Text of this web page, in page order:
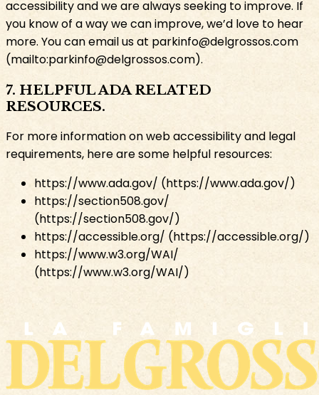
accessibility and we are always seeking to improve. If
you know of a way we can improve, we’d love to hear
more. You can email us at parkinfo@delgrossos.com
(mailto:parkinfo@delgrossos.com).​​​​‌ ‍ ​‍​‍‌‍ ‌ ​‍‌‍‍‌‌‍‌ ‌‍‍‌‌‍ ‍​‍​‍​ ‍‍​‍​‍‌ ​ ‌‍​‌‌‍ ‍‌‍‍‌‌ ‌​‌ ‍‌​‍ ‍‌‍‍‌‌‍ ​‍​‍​‍ ​​‍​‍‌‍‍​‌ ​‍‌‍‌‌‌‍‌‍​‍​‍​ ‍‍​‍​‍‌‍‍​‌ ‌​‌ ‌​‌ ​​​ ‍‍​‍ ​‍ ‌‍ ​‌‍​‌​‍ ‌‌‍‌‍‌‍​‌‌‍ ‌‌‍‍‌‌‍‌ ‌‍ ​‌‍‍‌‌‍​‌​‍ ‌‌‍‌​‌‍‌‌‌‍ ​‌‍‌ ‌ ​‍‌‍ ‌ ​ ‌ ​ ‌‍ ​‍ ‍‌ ​ ‌‍​‌‌‍ ‍‌‍‍‌‌ ‌​‌ ‍‌​‍ ‍‌ ​ ‌ ‌​‌ ‌‌‌‍‌​‌‍‍‌‌‍ ​‍ ‌‍‍‌‌‍ ‍‌ ‌​‌‍‌‌‌‍ ‍‌ ‌​​‍ ‌‍‌‌‌‍‌​‌‍‍‌‌ ‌​​‍ ‌‍ ‌‌‍ ‌‍‌​‌‍‌‌​ ‌‌ ​​‌ ​‍‌‍‌‌‌ ​ ‌‍‌‌‌‍ ‍‌ ‌​‌‍​‌‌ ‌​‌‍‍‌‌‍ ‌‍ ‍​ ‍ ‌‍‍‌‌‍‌​​ ‌​ ‌‌​ ​​​ ‌​‌‍‌​‌‍​‍‌‍​‍​ ‌ ‌‍‌‌​‍ ‌​ ​ ‌‍‌​‌‍​ ​ ‌​​‍ ‌​ ‌​​ ‌‌​ ​‌​ ‍‌​‍ ‌‌‍​‍‌‍‌‍​ ‌ ​ ​​​‍ ‌​ ​ ​ ‌‌‌‍‌‍​ ‌‍‌‍​‌​ ​‌‌‍​‌​ ​​​ ​‌‌‍‌‍‌‍​‍‌‍‌‌​ ‍ ‌ ‌​‌ ‍‌‌ ​​‌‍‌‌​ ‌‌ ​​‌‍​‌‌‍‌ ‌‍‌‌​ ‍ ‌ ​​‌‍​‌‌ ‌​‌‍‍​​ ‌‌ ​​‌‍​‌‌‍‌ ‌‍‌‌‌​​‍‌ ‌‌‌‍‍‌‌‍ ​‌‍‌​‌‍‌‌‌ ​‍​‍‌‌​ ‌‌‌​​‍‌‌ ‌‍‍ ‌‍‌‌‌ ‍‌​‍‌‌​ ​ ‌​‌​​‍‌‌​ ​ ‌​‌​​‍‌‌​ ​‍​ ​‍​ ‍‌​ ‌‍​ ‌ ‌‍​‌​ ‌ ​ ​‌​ ​‌‌‍​‌‌‍​‌​ ‍‌​ ​‌​ ​​​‍‌‌​ ​‍​ ​‍​‍‌‌​ ‌‌‌​‌​​‍ ‍‌‍​‍‌‍ ‌‍‌​‌ ‍‌​‍‌‌​ ‌‌‌​​‍‌‌ ‌‍‍ ‌‍‌‌‌ ‍‌​‍‌‌​ ​ ‌​‌​​‍‌‌​ ​ ‌​‌​​‍‌‌​ ​‍​ ​‍​ ‌‍‌‍‌‍​ ​ ‌‍‌​‌‍​‌​ ​ ​ ‌​‌‍​‍‌‍​‌​ ‌‍‌‍​ ‌‍‌​​‍‌‌​ ​‍​ ​‍​‍‌‌​ ‌‌‌​‌​​‍ ‍‌‍​ ‌‍‍​‌‍‍‌‌‍ ​‌‍‌​‌ ​‍‌‍‌‌‌‍ ‍​‍‌‌​ ‌‌‌​​‍‌‌ ‌‍‍ ‌‍‌‌‌ ‍‌​‍‌‌​ ​ ‌​‌​​‍‌‌​ ​ ‌​‌​​‍‌‌​ ​‍​ ​‍‌‍‌​​ ​​​ ‌‌‌‍​‌​ ‌ ​ ​ ‌‍‌​​ ‌‌‌‍​‌​ ‌ ‌‍‌‌‌‍​‌​‍‌‌​ ​‍​ ​‍​‍‌‌​ ‌‌‌​‌​​‍ ‍‌ ‌​‌‍‌‌‌ ‍​‌ ‌​​ ‌‍​‍‌‍​‌‌ ​ ‌‍‌‌‌‌‌‌‌ ​‍‌‍ ​​ ‌‌‍‍​‌ ‌​‌ ‌​‌ ​​​‍‌‌​ ​ ‌​​‌​‍‌‌​ ​‍‌​‌‍​‍‌‌​ ​‍‌​‌‍‌‍ ​‌‍​‌​‍ ‌‌‍‌‍‌‍​‌‌‍ ‌‌‍‍‌‌‍‌ ‌‍ ​‌‍‍‌‌‍​‌​‍ ‌‌‍‌​‌‍‌‌‌‍ ​‌‍‌ ‌ ​‍‌‍ ‌ ​ ‌ ​ ‌‍ ​‍ ‍‌ ​ ‌‍​‌‌‍ ‍‌‍‍‌‌ ‌​‌ ‍‌​‍ ‍‌ ​ ‌ ‌​‌ ‌‌‌‍‌​‌‍‍‌‌‍ ​‍‌‍‌‍‍‌‌‍‌​​ ‌​ ‌‌​ ​​​ ‌​‌‍‌​‌‍​‍‌‍​‍​ ‌ ‌‍‌‌​‍ ‌​ ​ ‌‍‌​‌‍​ ​ ‌​​‍ ‌​ ‌​​ ‌‌​ ​‌​ ‍‌​‍ ‌‌‍​‍‌‍‌‍​ ‌ ​ ​​​‍ ‌​ ​ ​ ‌‌‌‍‌‍​ ‌‍‌‍​‌​ ​‌‌‍​‌​ ​​​ ​‌‌‍‌‍‌‍​‍‌‍‌‌​‍‌‍‌ ‌​‌ ‍‌‌ ​​‌‍‌‌​ ‌‌ ​​‌‍​‌‌‍‌ ‌‍‌‌​‍‌‍‌ ​​‌‍​‌‌ ‌​‌‍‍​​ ‌‌ ​​‌‍​‌‌‍‌ ‌‍‌‌‌​​‍‌ ‌‌‌‍‍‌‌‍ ​‌‍‌​‌‍‌‌‌ ​‍​‍‌‌​ ‌‌‌​​‍‌‌ ‌‍‍ ‌‍‌‌‌ ‍‌​‍‌‌​ ​ ‌​‌​​‍‌‌​ ​ ‌​‌​​‍‌‌​ ​‍​ ​‍​ ‍‌​ ‌‍​ ‌ ‌‍​‌​ ‌ ​ ​‌​ ​‌‌‍​‌‌‍​‌​ ‍‌​ ​‌​ ​​​‍‌‌​ ​‍​ ​‍​‍‌‌​ ‌‌‌​‌​​‍ ‍‌‍​‍‌‍ ‌‍‌​‌ ‍‌​‍‌‌​ ‌‌‌​​‍‌‌ ‌‍‍ ‌‍‌‌‌ ‍‌​‍‌‌​ ​ ‌​‌​​‍‌‌​ ​ ‌​‌​​‍‌‌​ ​‍​ ​‍​ ‌‍‌‍‌‍​ ​ ‌‍‌​‌‍​‌​ ​ ​ ‌​‌‍​‍‌‍​‌​ ‌‍‌‍​ ‌‍‌​​‍‌‌​ ​‍​ ​‍​‍‌‌​ ‌‌‌​‌​​‍ ‍‌‍​ ‌‍‍​‌‍‍‌‌‍ ​‌‍‌​‌ ​‍‌‍‌‌‌‍ ‍​‍‌‌​ ‌‌‌​​‍‌‌ ‌‍‍ ‌‍‌‌‌ ‍‌​‍‌‌​ ​ ‌​‌​​‍‌‌​ ​ ‌​‌​​‍‌‌​ ​‍​ ​‍‌‍‌​​ ​​​ ‌‌‌‍​‌​ ‌ ​ ​ ‌‍‌​​ ‌‌‌‍​‌​ ‌ ‌‍‌‌‌‍​‌​‍‌‌​ ​‍​ ​‍​‍‌‌​ ‌‌‌​‌​​‍ ‍‌ ‌​‌‍‌‌‌ ‍​‌ ‌​​‍‌‍‌ ​​‌‍‌‌‌ ​‍‌ ​ ‌ ​​‌‍‌‌‌‍​ ‌ ‌​‌‍‍‌‌ ‌‍‌‍‌‌​ ‌‌ ​​‌ ‌‌‌‍​‍‌‍ ​‌‍‍‌‌ ​ ‌‍‍​‌‍‌‌‌‍‌​​‍​‍‌ ‌
7. HELPFUL ADA RELATED
RESOURCES.​​​​‌ ‍ ​‍​‍‌‍ ‌ ​‍‌‍‍‌‌‍‌ ‌‍‍‌‌‍ ‍​‍​‍​ ‍‍​‍​‍‌ ​ ‌‍​‌‌‍ ‍‌‍‍‌‌ ‌​‌ ‍‌​‍ ‍‌‍‍‌‌‍ ​‍​‍​‍ ​​‍​‍‌‍‍​‌ ​‍‌‍‌‌‌‍‌‍​‍​‍​ ‍‍​‍​‍‌‍‍​‌ ‌​‌ ‌​‌ ​​​ ‍‍​‍ ​‍ ‌‍ ​‌‍​‌​‍ ‌‌‍‌‍‌‍​‌‌‍ ‌‌‍‍‌‌‍‌ ‌‍ ​‌‍‍‌‌‍​‌​‍ ‌‌‍‌​‌‍‌‌‌‍ ​‌‍‌ ‌ ​‍‌‍ ‌ ​ ‌ ​ ‌‍ ​‍ ‍‌ ​ ‌‍​‌‌‍ ‍‌‍‍‌‌ ‌​‌ ‍‌​‍ ‍‌ ​ ‌ ‌​‌ ‌‌‌‍‌​‌‍‍‌‌‍ ​‍ ‌‍‍‌‌‍ ‍‌ ‌​‌‍‌‌‌‍ ‍‌ ‌​​‍ ‌‍‌‌‌‍‌​‌‍‍‌‌ ‌​​‍ ‌‍ ‌‌‍ ‌‍‌​‌‍‌‌​ ‌‌ ​​‌ ​‍‌‍‌‌‌ ​ ‌‍‌‌‌‍ ‍‌ ‌​‌‍​‌‌ ‌​‌‍‍‌‌‍ ‌‍ ‍​ ‍ ‌‍‍‌‌‍‌​​ ‌​ ‌‌​ ​​​ ‌​‌‍‌​‌‍​‍‌‍​‍​ ‌ ‌‍‌‌​‍ ‌​ ​ ‌‍‌​‌‍​ ​ ‌​​‍ ‌​ ‌​​ ‌‌​ ​‌​ ‍‌​‍ ‌‌‍​‍‌‍‌‍​ ‌ ​ ​​​‍ ‌​ ​ ​ ‌‌‌‍‌‍​ ‌‍‌‍​‌​ ​‌‌‍​‌​ ​​​ ​‌‌‍‌‍‌‍​‍‌‍‌‌​ ‍ ‌ ‌​‌ ‍‌‌ ​​‌‍‌‌​ ‌‌ ​​‌‍​‌‌‍‌ ‌‍‌‌​ ‍ ‌ ​​‌‍​‌‌ ‌​‌‍‍​​ ‌‌ ​​‌‍​‌‌‍‌ ‌‍‌‌‌​​‍‌ ‌‌‌‍‍‌‌‍ ​‌‍‌​‌‍‌‌‌ ​‍​‍‌‌​ ‌‌‌​​‍‌‌ ‌‍‍ ‌‍‌‌‌ ‍‌​‍‌‌​ ​ ‌​‌​​‍‌‌​ ​ ‌​‌​​‍‌‌​ ​‍​ ​‍​ ‍‌​ ‌‍​ ‌ ‌‍​‌​ ‌ ​ ​‌​ ​‌‌‍​‌‌‍​‌​ ‍‌​ ​‌​ ​​​‍‌‌​ ​‍​ ​‍​‍‌‌​ ‌‌‌​‌​​‍ ‍‌‍​‍‌‍ ‌‍‌​‌ ‍‌​‍‌‌​ ‌‌‌​​‍‌‌ ‌‍‍ ‌‍‌‌‌ ‍‌​‍‌‌​ ​ ‌​‌​​‍‌‌​ ​ ‌​‌​​‍‌‌​ ​‍​ ​‍​ ‌​‌‍​‌​ ‌‍​ ‌‌​ ‌ ​ ‌​‌‍​‍‌‍​‍‌‍‌​​ ​‌‌‍‌‌​ ‍​​‍‌‌​ ​‍​ ​‍​‍‌‌​ ‌‌‌​‌​​‍ ‍‌‍​ ‌‍‍​‌‍‍‌‌‍ ​‌‍‌​‌ ​‍‌‍‌‌‌‍ ‍​‍‌‌​ ‌‌‌​​‍‌‌ ‌‍‍ ‌‍‌‌‌ ‍‌​‍‌‌​ ​ ‌​‌​​‍‌‌​ ​ ‌​‌​​‍‌‌​ ​‍​ ​‍​ ‍​​ ​‌‌‍‌​​ ‌‌​ ‌ ‌‍‌​‌‍​ ​ ‍‌​ ‌​​ ​‍‌‍‌‍​ ‍​​‍‌‌​ ​‍​ ​‍​‍‌‌​ ‌‌‌​‌​​‍ ‍‌ ‌​‌‍‌‌‌ ‍​‌ ‌​​ ‌‍​‍‌‍​‌‌ ​ ‌‍‌‌‌‌‌‌‌ ​‍‌‍ ​​ ‌‌‍‍​‌ ‌​‌ ‌​‌ ​​​‍‌‌​ ​ ‌​​‌​‍‌‌​ ​‍‌​‌‍​‍‌‌​ ​‍‌​‌‍‌‍ ​‌‍​‌​‍ ‌‌‍‌‍‌‍​‌‌‍ ‌‌‍‍‌‌‍‌ ‌‍ ​‌‍‍‌‌‍​‌​‍ ‌‌‍‌​‌‍‌‌‌‍ ​‌‍‌ ‌ ​‍‌‍ ‌ ​ ‌ ​ ‌‍ ​‍ ‍‌ ​ ‌‍​‌‌‍ ‍‌‍‍‌‌ ‌​‌ ‍‌​‍ ‍‌ ​ ‌ ‌​‌ ‌‌‌‍‌​‌‍‍‌‌‍ ​‍‌‍‌‍‍‌‌‍‌​​ ‌​ ‌‌​ ​​​ ‌​‌‍‌​‌‍​‍‌‍​‍​ ‌ ‌‍‌‌​‍ ‌​ ​ ‌‍‌​‌‍​ ​ ‌​​‍ ‌​ ‌​​ ‌‌​ ​‌​ ‍‌​‍ ‌‌‍​‍‌‍‌‍​ ‌ ​ ​​​‍ ‌​ ​ ​ ‌‌‌‍‌‍​ ‌‍‌‍​‌​ ​‌‌‍​‌​ ​​​ ​‌‌‍‌‍‌‍​‍‌‍‌‌​‍‌‍‌ ‌​‌ ‍‌‌ ​​‌‍‌‌​ ‌‌ ​​‌‍​‌‌‍‌ ‌‍‌‌​‍‌‍‌ ​​‌‍​‌‌ ‌​‌‍‍​​ ‌‌ ​​‌‍​‌‌‍‌ ‌‍‌‌‌​​‍‌ ‌‌‌‍‍‌‌‍ ​‌‍‌​‌‍‌‌‌ ​‍​‍‌‌​ ‌‌‌​​‍‌‌ ‌‍‍ ‌‍‌‌‌ ‍‌​‍‌‌​ ​ ‌​‌​​‍‌‌​ ​ ‌​‌​​‍‌‌​ ​‍​ ​‍​ ‍‌​ ‌‍​ ‌ ‌‍​‌​ ‌ ​ ​‌​ ​‌‌‍​‌‌‍​‌​ ‍‌​ ​‌​ ​​​‍‌‌​ ​‍​ ​‍​‍‌‌​ ‌‌‌​‌​​‍ ‍‌‍​‍‌‍ ‌‍‌​‌ ‍‌​‍‌‌​ ‌‌‌​​‍‌‌ ‌‍‍ ‌‍‌‌‌ ‍‌​‍‌‌​ ​ ‌​‌​​‍‌‌​ ​ ‌​‌​​‍‌‌​ ​‍​ ​‍​ ‌​‌‍​‌​ ‌‍​ ‌‌​ ‌ ​ ‌​‌‍​‍‌‍​‍‌‍‌​​ ​‌‌‍‌‌​ ‍​​‍‌‌​ ​‍​ ​‍​‍‌‌​ ‌‌‌​‌​​‍ ‍‌‍​ ‌‍‍​‌‍‍‌‌‍ ​‌‍‌​‌ ​‍‌‍‌‌‌‍ ‍​‍‌‌​ ‌‌‌​​‍‌‌ ‌‍‍ ‌‍‌‌‌ ‍‌​‍‌‌​ ​ ‌​‌​​‍‌‌​ ​ ‌​‌​​‍‌‌​ ​‍​ ​‍​ ‍​​ ​‌‌‍‌​​ ‌‌​ ‌ ‌‍‌​‌‍​ ​ ‍‌​ ‌​​ ​‍‌‍‌‍​ ‍​​‍‌‌​ ​‍​ ​‍​‍‌‌​ ‌‌‌​‌​​‍ ‍‌ ‌​‌‍‌‌‌ ‍​‌ ‌​​‍‌‍‌ ​​‌‍‌‌‌ ​‍‌ ​ ‌ ​​‌‍‌‌‌‍​ ‌ ‌​‌‍‍‌‌ ‌‍‌‍‌‌​ ‌‌ ​​‌ ‌‌‌‍​‍‌‍ ​‌‍‍‌‌ ​ ‌‍‍​‌‍‌‌‌‍‌​​‍​‍‌ ‌
For more information on web accessibility and legal
requirements, here are some helpful resources:​​​​‌ ‍ ​‍​‍‌‍ ‌ ​‍‌‍‍‌‌‍‌ ‌‍‍‌‌‍ ‍​‍​‍​ ‍‍​‍​‍‌ ​ ‌‍​‌‌‍ ‍‌‍‍‌‌ ‌​‌ ‍‌​‍ ‍‌‍‍‌‌‍ ​‍​‍​‍ ​​‍​‍‌‍‍​‌ ​‍‌‍‌‌‌‍‌‍​‍​‍​ ‍‍​‍​‍‌‍‍​‌ ‌​‌ ‌​‌ ​​​ ‍‍​‍ ​‍ ‌‍ ​‌‍​‌​‍ ‌‌‍‌‍‌‍​‌‌‍ ‌‌‍‍‌‌‍‌ ‌‍ ​‌‍‍‌‌‍​‌​‍ ‌‌‍‌​‌‍‌‌‌‍ ​‌‍‌ ‌ ​‍‌‍ ‌ ​ ‌ ​ ‌‍ ​‍ ‍‌ ​ ‌‍​‌‌‍ ‍‌‍‍‌‌ ‌​‌ ‍‌​‍ ‍‌ ​ ‌ ‌​‌ ‌‌‌‍‌​‌‍‍‌‌‍ ​‍ ‌‍‍‌‌‍ ‍‌ ‌​‌‍‌‌‌‍ ‍‌ ‌​​‍ ‌‍‌‌‌‍‌​‌‍‍‌‌ ‌​​‍ ‌‍ ‌‌‍ ‌‍‌​‌‍‌‌​ ‌‌ ​​‌ ​‍‌‍‌‌‌ ​ ‌‍‌‌‌‍ ‍‌ ‌​‌‍​‌‌ ‌​‌‍‍‌‌‍ ‌‍ ‍​ ‍ ‌‍‍‌‌‍‌​​ ‌​ ‌‌​ ​​​ ‌​‌‍‌​‌‍​‍‌‍​‍​ ‌ ‌‍‌‌​‍ ‌​ ​ ‌‍‌​‌‍​ ​ ‌​​‍ ‌​ ‌​​ ‌‌​ ​‌​ ‍‌​‍ ‌‌‍​‍‌‍‌‍​ ‌ ​ ​​​‍ ‌​ ​ ​ ‌‌‌‍‌‍​ ‌‍‌‍​‌​ ​‌‌‍​‌​ ​​​ ​‌‌‍‌‍‌‍​‍‌‍‌‌​ ‍ ‌ ‌​‌ ‍‌‌ ​​‌‍‌‌​ ‌‌ ​​‌‍​‌‌‍‌ ‌‍‌‌​ ‍ ‌ ​​‌‍​‌‌ ‌​‌‍‍​​ ‌‌ ​​‌‍​‌‌‍‌ ‌‍‌‌‌​​‍‌ ‌‌‌‍‍‌‌‍ ​‌‍‌​‌‍‌‌‌ ​‍​‍‌‌​ ‌‌‌​​‍‌‌ ‌‍‍ ‌‍‌‌‌ ‍‌​‍‌‌​ ​ ‌​‌​​‍‌‌​ ​ ‌​‌​​‍‌‌​ ​‍​ ​‍​ ‍‌​ ‌‍​ ‌ ‌‍​‌​ ‌ ​ ​‌​ ​‌‌‍​‌‌‍​‌​ ‍‌​ ​‌​ ​​​‍‌‌​ ​‍​ ​‍​‍‌‌​ ‌‌‌​‌​​‍ ‍‌‍​‍‌‍ ‌‍‌​‌ ‍‌​‍‌‌​ ‌‌‌​​‍‌‌ ‌‍‍ ‌‍‌‌‌ ‍‌​‍‌‌​ ​ ‌​‌​​‍‌‌​ ​ ‌​‌​​‍‌‌​ ​‍​ ​‍‌‍‌‌‌‍​‌‌‍​‍‌‍​‍​ ‌ ‌‍​ ‌‍​‍​ ​​​ ​‍‌‍‌‌​ ‍‌‌‍​‍​‍‌‌​ ​‍​ ​‍​‍‌‌​ ‌‌‌​‌​​‍ ‍‌‍​ ‌‍‍​‌‍‍‌‌‍ ​‌‍‌​‌ ​‍‌‍‌‌‌‍ ‍​‍‌‌​ ‌‌‌​​‍‌‌ ‌‍‍ ‌‍‌‌‌ ‍‌​‍‌‌​ ​ ‌​‌​​‍‌‌​ ​ ‌​‌​​‍‌‌​ ​‍​ ​‍​ ‌‍‌‍​‌​ ‌‌​ ‌​‌‍​ ​ ‌‌‌‍‌‍​ ‍‌‌‍‌‍​ ‌ ​ ​‍‌‍​‍​‍‌‌​ ​‍​ ​‍​‍‌‌​ ‌‌‌​‌​​‍ ‍‌ ‌​‌‍‌‌‌ ‍​‌ ‌​​ ‌‍​‍‌‍​‌‌ ​ ‌‍‌‌‌‌‌‌‌ ​‍‌‍ ​​ ‌‌‍‍​‌ ‌​‌ ‌​‌ ​​​‍‌‌​ ​ ‌​​‌​‍‌‌​ ​‍‌​‌‍​‍‌‌​ ​‍‌​‌‍‌‍ ​‌‍​‌​‍ ‌‌‍‌‍‌‍​‌‌‍ ‌‌‍‍‌‌‍‌ ‌‍ ​‌‍‍‌‌‍​‌​‍ ‌‌‍‌​‌‍‌‌‌‍ ​‌‍‌ ‌ ​‍‌‍ ‌ ​ ‌ ​ ‌‍ ​‍ ‍‌ ​ ‌‍​‌‌‍ ‍‌‍‍‌‌ ‌​‌ ‍‌​‍ ‍‌ ​ ‌ ‌​‌ ‌‌‌‍‌​‌‍‍‌‌‍ ​‍‌‍‌‍‍‌‌‍‌​​ ‌​ ‌‌​ ​​​ ‌​‌‍‌​‌‍​‍‌‍​‍​ ‌ ‌‍‌‌​‍ ‌​ ​ ‌‍‌​‌‍​ ​ ‌​​‍ ‌​ ‌​​ ‌‌​ ​‌​ ‍‌​‍ ‌‌‍​‍‌‍‌‍​ ‌ ​ ​​​‍ ‌​ ​ ​ ‌‌‌‍‌‍​ ‌‍‌‍​‌​ ​‌‌‍​‌​ ​​​ ​‌‌‍‌‍‌‍​‍‌‍‌‌​‍‌‍‌ ‌​‌ ‍‌‌ ​​‌‍‌‌​ ‌‌ ​​‌‍​‌‌‍‌ ‌‍‌‌​‍‌‍‌ ​​‌‍​‌‌ ‌​‌‍‍​​ ‌‌ ​​‌‍​‌‌‍‌ ‌‍‌‌‌​​‍‌ ‌‌‌‍‍‌‌‍ ​‌‍‌​‌‍‌‌‌ ​‍​‍‌‌​ ‌‌‌​​‍‌‌ ‌‍‍ ‌‍‌‌‌ ‍‌​‍‌‌​ ​ ‌​‌​​‍‌‌​ ​ ‌​‌​​‍‌‌​ ​‍​ ​‍​ ‍‌​ ‌‍​ ‌ ‌‍​‌​ ‌ ​ ​‌​ ​‌‌‍​‌‌‍​‌​ ‍‌​ ​‌​ ​​​‍‌‌​ ​‍​ ​‍​‍‌‌​ ‌‌‌​‌​​‍ ‍‌‍​‍‌‍ ‌‍‌​‌ ‍‌​‍‌‌​ ‌‌‌​​‍‌‌ ‌‍‍ ‌‍‌‌‌ ‍‌​‍‌‌​ ​ ‌​‌​​‍‌‌​ ​ ‌​‌​​‍‌‌​ ​‍​ ​‍‌‍‌‌‌‍​‌‌‍​‍‌‍​‍​ ‌ ‌‍​ ‌‍​‍​ ​​​ ​‍‌‍‌‌​ ‍‌‌‍​‍​‍‌‌​ ​‍​ ​‍​‍‌‌​ ‌‌‌​‌​​‍ ‍‌‍​ ‌‍‍​‌‍‍‌‌‍ ​‌‍‌​‌ ​‍‌‍‌‌‌‍ ‍​‍‌‌​ ‌‌‌​​‍‌‌ ‌‍‍ ‌‍‌‌‌ ‍‌​‍‌‌​ ​ ‌​‌​​‍‌‌​ ​ ‌​‌​​‍‌‌​ ​‍​ ​‍​ ‌‍‌‍​‌​ ‌‌​ ‌​‌‍​ ​ ‌‌‌‍‌‍​ ‍‌‌‍‌‍​ ‌ ​ ​‍‌‍​‍​‍‌‌​ ​‍​ ​‍​‍‌‌​ ‌‌‌​‌​​‍ ‍‌ ‌​‌‍‌‌‌ ‍​‌ ‌​​‍‌‍‌ ​​‌‍‌‌‌ ​‍‌ ​ ‌ ​​‌‍‌‌‌‍​ ‌ ‌​‌‍‍‌‌ ‌‍‌‍‌‌​ ‌‌ ​​‌ ‌‌‌‍​‍‌‍ ​‌‍‍‌‌ ​ ‌‍‍​‌‍‌‌‌‍‌​​‍​‍‌ ‌
https://www.ada.gov/ (https://www.ada.gov/)
https://section508.gov/
(https://section508.gov/)
https://accessible.org/ (https://accessible.org/)
https://www.w3.org/WAI/
(https://www.w3.org/WAI/)